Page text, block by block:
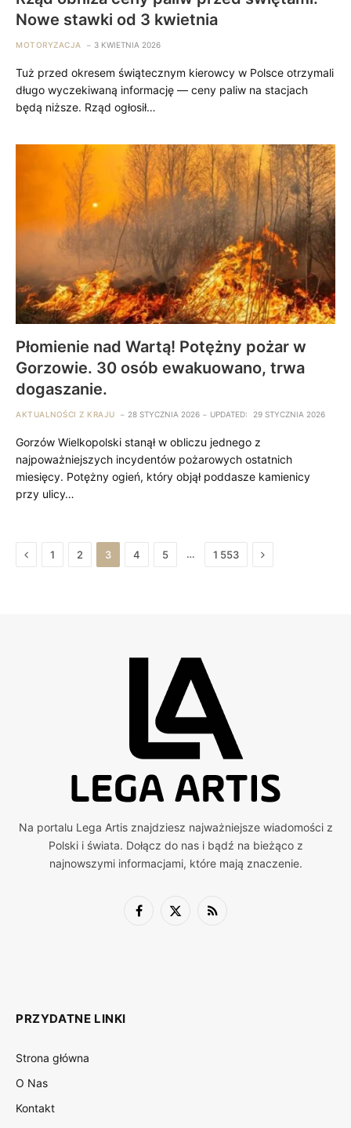
Nowe stawki od 3 kwietnia
MOTORYZACJA 3 KWIETNIA 2026
Tuż przed okresem świątecznym kierowcy w Polsce otrzymali
długo wyczekiwaną informację — ceny paliw na stacjach
będą niższe. Rząd ogłosił…
Płomienie nad Wartą! Potężny pożar w
Gorzowie. 30 osób ewakuowano, trwa
dogaszanie.
AKTUALNOŚCI Z KRAJU 28 STYCZNIA 2026 UPDATED: 29 STYCZNIA 2026
Gorzów Wielkopolski stanął w obliczu jednego z
najpoważniejszych incydentów pożarowych ostatnich
miesięcy. Potężny ogień, który objął poddasze kamienicy
przy ulicy…
Previous
1 2 3 4 5 … 1 553 Next
Na portalu Lega Artis znajdziesz najważniejsze wiadomości z
Polski i świata. Dołącz do nas i bądź na bieżąco z
najnowszymi informacjami, które mają znaczenie.
Facebook
X
RSS
PRZYDATNE LINKI
Strona główna
O Nas
Kontakt